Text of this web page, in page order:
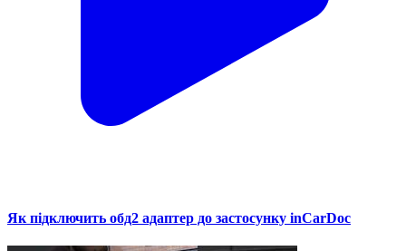
Як підключить обд2 адаптер до застосунку inCarDoc